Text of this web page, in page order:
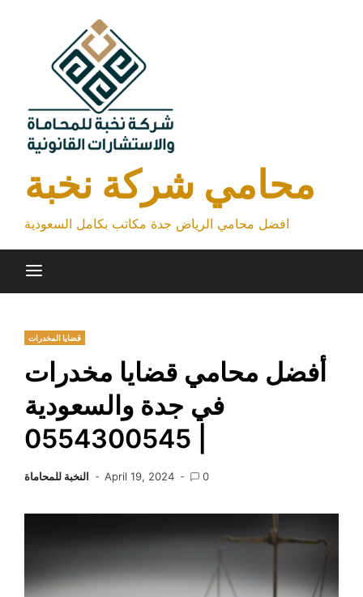
محامي شركة نخبة
افضل محامي الرياض جدة مكاتب بكامل السعودية
قضايا المخدرات
أفضل محامي قضايا مخدرات
في جدة والسعودية
النخبة للمحاماة April 19, 2024 0